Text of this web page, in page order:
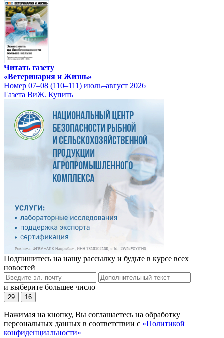
Читать газету
«Ветеринария и Жизнь»
Номер 07–08 (110–111) июль–август 2026
Газета ВиЖ. Купить
Подпишитесь на нашу рассылку и будьте в курсе всех
новостей
и выберите большее число
29 16
Нажимая на кнопку, Вы соглашаетесь на обработку
персональных данных в соответствии с «Политикой
конфиденциальности»